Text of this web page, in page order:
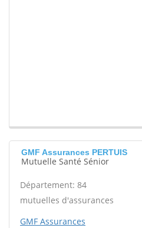
GMF Assurances PERTUIS
Mutuelle Santé Sénior
Département: 84
mutuelles d'assurances
GMF Assurances